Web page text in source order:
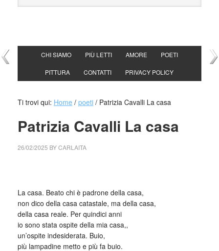
CHI SIAMO PIÙ LETTI AMORE POETI
PITTURA CONTATTI PRIVACY POLICY
Ti trovi qui: Home / poeti /Patrizia Cavalli La casa
Patrizia Cavalli La casa
26/02/2025 BYCARLAITA
La casa. Beato chi è padrone della casa,
non dico della casa catastale, ma della casa,
della casa reale. Per quindici anni
io sono stata ospite della mia casa,,
un’ospite indesiderata. Buio,
più lampadine metto e più fa buio.